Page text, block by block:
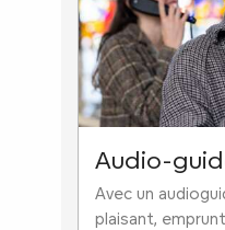
Audio-
Avec un
plaisant,